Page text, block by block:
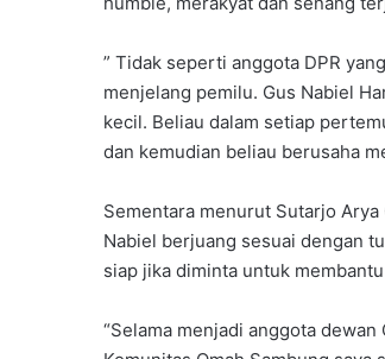
” Tidak seperti anggota DPR
menjelang pemilu. Gus Nabiel
kecil. Beliau dalam setiap
dan kemudian beliau berusaha
Sementara menurut Sutarjo
Nabiel berjuang sesuai dengan
siap jika diminta untuk
“Selama menjadi anggota